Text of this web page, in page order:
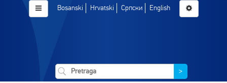
Bosanski Hrvatski Српски English
>